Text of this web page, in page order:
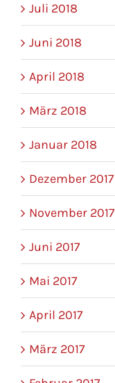
Juli 2018
Juni 2018
April 2018
März 2018
Januar 2018
Dezember 2017
November 2017
Juni 2017
Mai 2017
April 2017
März 2017